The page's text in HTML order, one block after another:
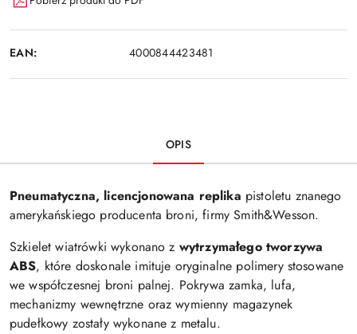
EAN: 4000844423481
OPIS
Pneumatyczna, licencjonowana replika pistoletu znanego
amerykańskiego producenta broni, firmy Smith&Wesson.
Szkielet wiatrówki wykonano z wytrzymałego tworzywa
ABS, które doskonale imituje oryginalne polimery stosowane
we współczesnej broni palnej. Pokrywa zamka, lufa,
mechanizmy wewnętrzne oraz wymienny magazynek
pudełkowy zostały wykonane z metalu.